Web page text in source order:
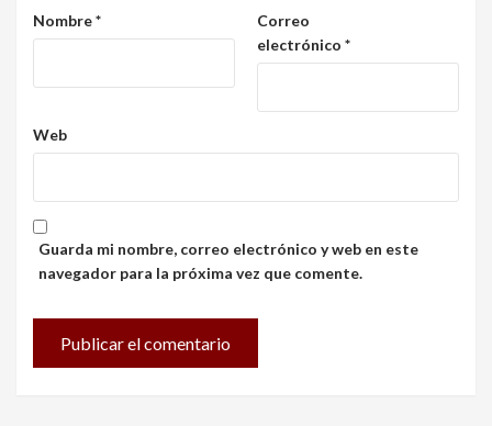
Nombre*
Correo
electrónico *
Web
Guarda mi nombre, correo electrónico y web en este
navegador para la próxima vez que comente.